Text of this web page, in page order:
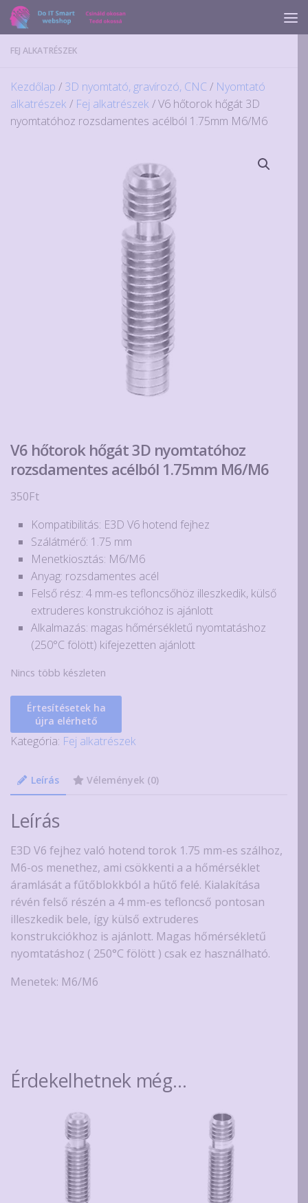
Skip to content
FEJ ALKATRÉSZEK
Kezdőlap / 3D nyomtató, gravírozó, CNC / Nyomtató
alkatrészek / Fej alkatrészek / V6 hőtorok hőgát 3D
nyomtatóhoz rozsdamentes acélból 1.75mm M6/M6
V6 hőtorok hőgát 3D nyomtatóhoz
rozsdamentes acélból 1.75mm M6/M6
350Ft
Kompatibilitás: E3D V6 hotend fejhez
Szálátmérő: 1.75 mm
Menetkiosztás: M6/M6
Anyag: rozsdamentes acél
Felső rész: 4 mm-es tefloncsőhöz illeszkedik, külső
extruderes konstrukcióhoz is ajánlott
Alkalmazás: magas hőmérsékletű nyomtatáshoz
(250°C fölött) kifejezetten ajánlott
Nincs több készleten
Értesítésetek ha
újra elérhető
Kategória: Fej alkatrészek
Leírás Vélemények (0)
Leírás
E3D V6 fejhez való hotend torok 1.75 mm-es szálhoz,
M6-os menethez, ami csökkenti a a hőmérséklet
áramlását a fűtőblokkból a hűtő felé. Kialakítása
révén felső részén a 4 mm-es tefloncső pontosan
illeszkedik bele, így külső extruderes
konstrukciókhoz is ajánlott. Magas hőmérsékletű
nyomtatáshoz ( 250°C fölött ) csak ez használható.
Menetek: M6/M6
Érdekelhetnek még…